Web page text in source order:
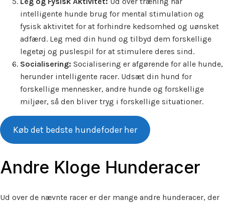
intelligente hunde brug for mental stimulation og
fysisk aktivitet for at forhindre kedsomhed og uønsket
adfærd. Leg med din hund og tilbyd dem forskellige
legetøj og puslespil for at stimulere deres sind.
Socialisering: Socialisering er afgørende for alle hunde,
herunder intelligente racer. Udsæt din hund for
forskellige mennesker, andre hunde og forskellige
miljøer, så den bliver tryg i forskellige situationer.
Køb det bedste hundefoder her
Andre Kloge Hunderacer
Ud over de nævnte racer er der mange andre hunderacer, der